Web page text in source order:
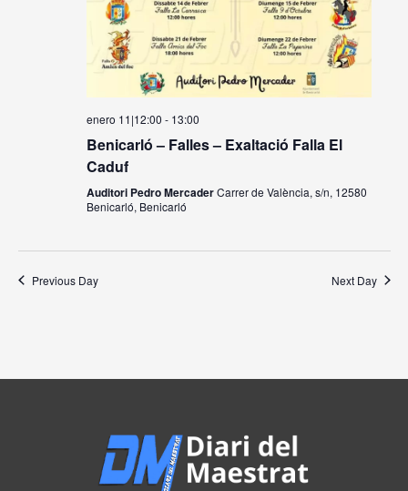
enero 11|12:00 - 13:00
Benicarló – Falles – Exaltació Falla El
Caduf
Auditori Pedro MercaderCarrer de València, s/n, 12580
Benicarló, Benicarló
Previous Day Next Day